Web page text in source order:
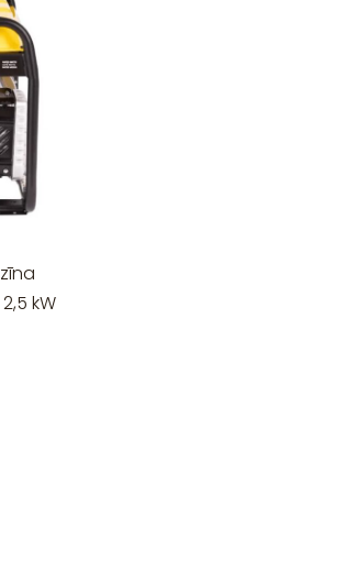
kW